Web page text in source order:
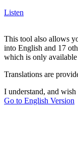
Listen
This tool also allows
into English and 17
which is only available
Translations are
I understand, and wish
Go to English Version